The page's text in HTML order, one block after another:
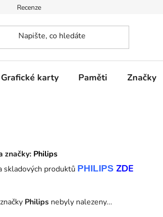
Recenze
Grafické karty Paměti Značky
značky: Philips
skladových produktů PHILIPS ZDE
Philips nebyly nalezeny...